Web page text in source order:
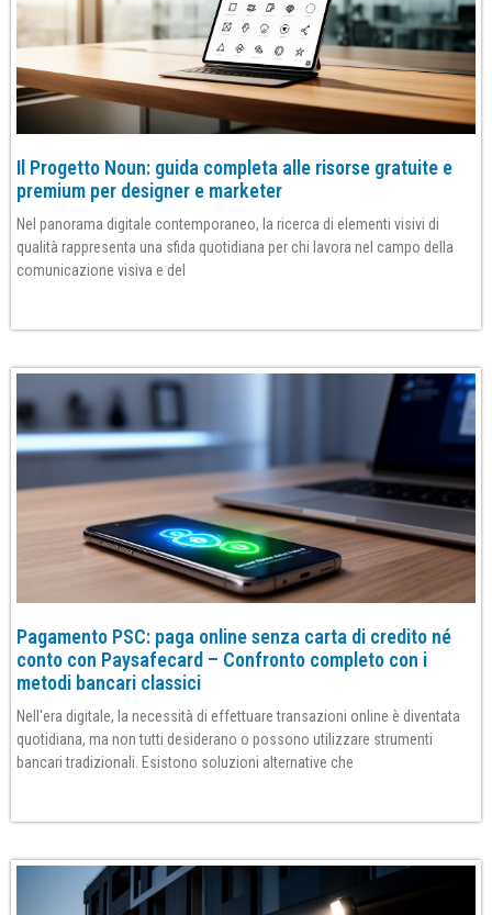
Il Progetto Noun: guida completa alle risorse gratuite e
premium per designer e marketer
Nel panorama digitale contemporaneo, la ricerca di elementi visivi di
qualità rappresenta una sfida quotidiana per chi lavora nel campo della
comunicazione visiva e del
Pagamento PSC: paga online senza carta di credito né
conto con Paysafecard – Confronto completo con i
metodi bancari classici
Nell'era digitale, la necessità di effettuare transazioni online è diventata
quotidiana, ma non tutti desiderano o possono utilizzare strumenti
bancari tradizionali. Esistono soluzioni alternative che